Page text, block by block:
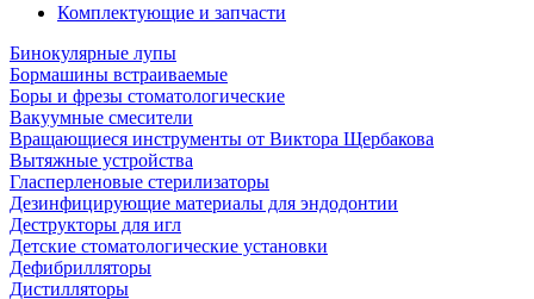
Комплектующие и запчасти
Бинокулярные лупы
Бормашины встраиваемые
Боры и фрезы стоматологические
Вакуумные смесители
Вращающиеся инструменты от Виктора Щербакова
Вытяжные устройства
Гласперленовые стерилизаторы
Дезинфицирующие материалы для эндодонтии
Деструкторы для игл
Детские стоматологические установки
Дефибрилляторы
Дистилляторы